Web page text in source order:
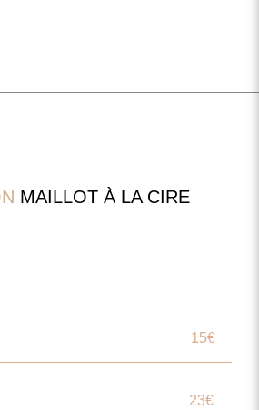
MAILLOT À LA CIRE
échancré 15€
intégral 23€